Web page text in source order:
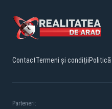
ContactTermeni și condiții
Parteneri: